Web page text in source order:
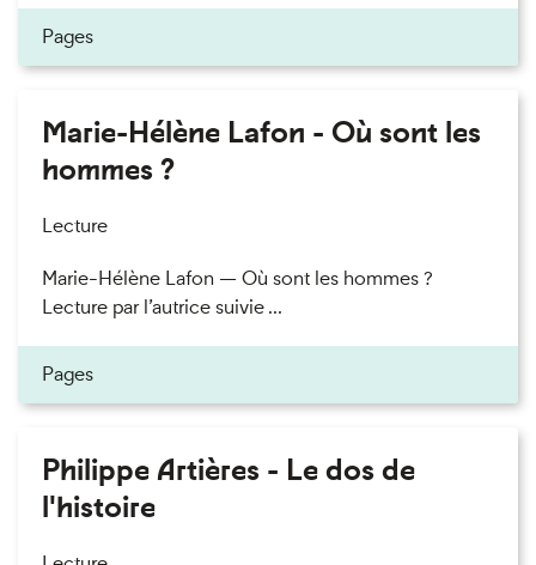
Pages
Marie-Hélène Lafon - Où sont les
hommes ?
Lecture
Marie-Hélène Lafon — Où sont les hommes ?
Lecture par l’autrice suivie ...
Pages
Philippe Artières - Le dos de
l'histoire